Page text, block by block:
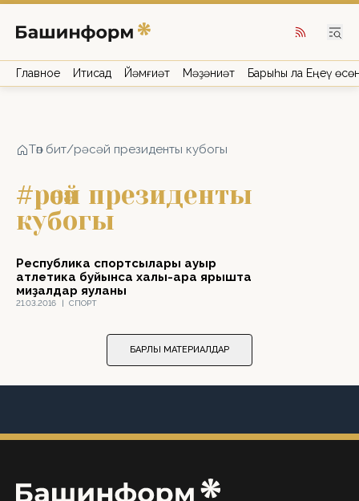
Главное Иҡтисад Йәмғиәт Мәҙәниәт Барыһы ла Еңеү
Төп бит/рәсәй президенты кубогы
#рәсәй президенты
кубогы
21.03.2016 | СПОРТ
Республика спортсылары ауыр
атлетика буйынса халыҡ-ара ярышта
миҙалдар яуланы
БАРЛЫҠ МАТЕРИАЛДАР